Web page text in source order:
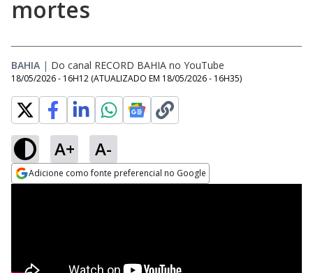
mortes
BAHIA | Do canal RECORD BAHIA no YouTube
18/05/2026 - 16H12 (ATUALIZADO EM 18/05/2026 - 16H35)
A+ A-
Adicione como fonte preferencial no Google